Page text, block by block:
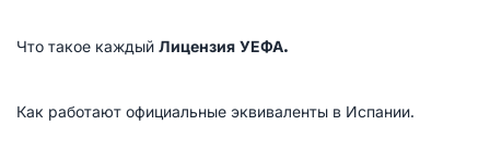
Что такое каждый Лицензия УЕФА.
Как работают официальные эквиваленты в Испании.